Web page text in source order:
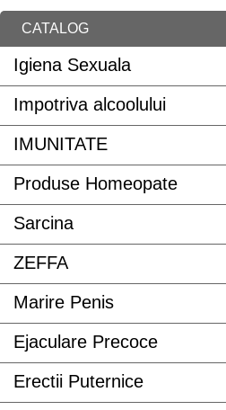
CATALOG
Igiena Sexuala
Impotriva alcoolului
IMUNITATE
Produse Homeopate
Sarcina
ZEFFA
Marire Penis
Ejaculare Precoce
Erectii Puternice